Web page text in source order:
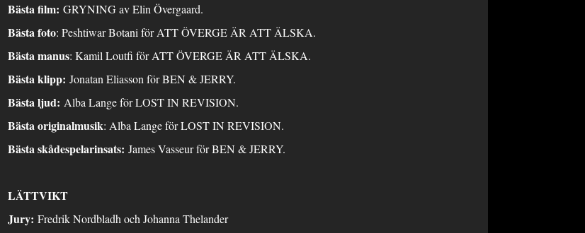
Bästa film: GRYNING av Elin Övergaard.
Bästa foto: Peshtiwar Botani för ATT ÖVERGE ÄR ATT ÄLSKA.
Bästa manus: Kamil Loutfi för ATT ÖVERGE ÄR ATT ÄLSKA.
Bästa klipp: Jonatan Eliasson för BEN & JERRY.
Bästa ljud: Alba Lange för LOST IN REVISION.
Bästa originalmusik: Alba Lange för LOST IN REVISION.
Bästa skådespelarinsats: James Vasseur för BEN & JERRY.
LÄTTVIKT
Jury: Fredrik Nordbladh och Johanna Thelander